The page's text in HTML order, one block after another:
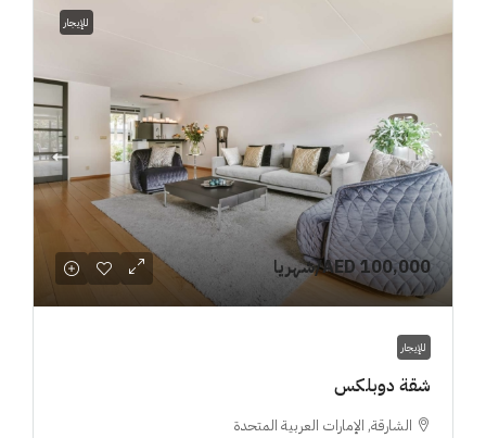
للإيجار
AED 100,000/شهريا
للإيجار
شقة دوبلكس
الشارقة, الإمارات العربية المتحدة